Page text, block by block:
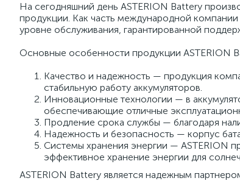
На сегодняшний день ASTERION Battery
продукции. Как часть международной
уровне обслуживания, гарантированной
Основные особенности продукции ASTERION
Качество и надежность — продукция
стабильную работу аккумуляторов.
Инновационные технологии — в
обеспечивающие отличные
Продление срока службы — благодаря
Надежность и безопасность — корпус
Системы хранения энергии — ASTERION
эффективное хранение энергии для
ASTERION Battery является надежным